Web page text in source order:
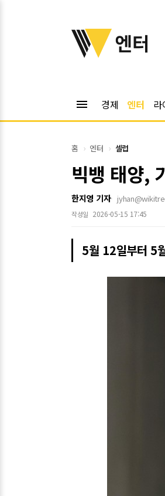
위키트리
엔터
menu 경제 엔터 라
홈 엔터 셀럽
빅뱅 태양,
한지영 기자
작성일 2026-05-15 17:45
5월 12일부터 5